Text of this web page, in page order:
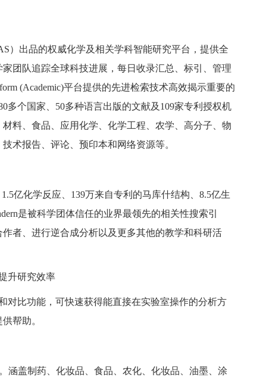
）出品的权威化学及相关学科智能研究平台，提供全
团队追踪全球科技进展，每日收录汇总、标引、管理
(Academic)平台提供的先进检索技术高效揭示重要的
个国家、50多种语言出版的文献及109家专利授权机
料、食品、应用化学、化学工程、农学、高分子、物
术报告、评论、预印本和网络资源等。
亿化学反应、139万来自专利的马库什结构、8.5亿生
是被科学团体信任的业界最领先的相关性搜索引
者、进行逆合成分析以及更多其他的教学和科研活
升研究效率
对比功能，可快速获得能直接在实验室操作的分析方
帮助。
涵盖制药、化妆品、食品、农化、化妆品、油墨、涂